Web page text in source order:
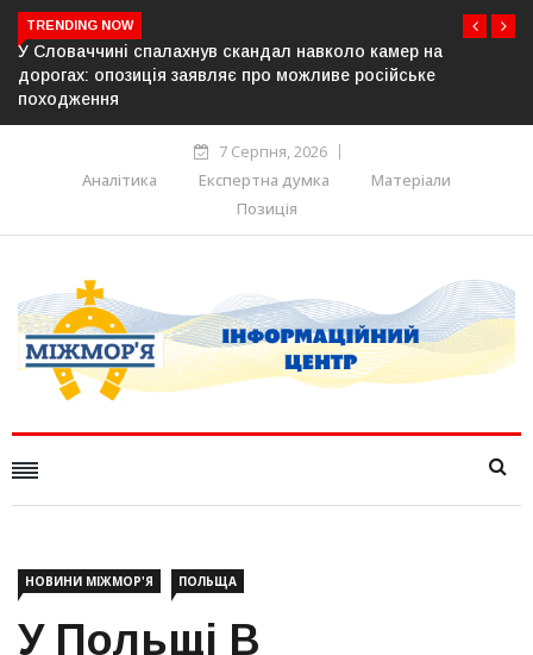
TRENDING NOW
на
У Молдові готують план дій на випадок
постачання газу до Придністров’я
7 Серпня, 2026
Аналітика
Експертна думка
Матеріали
Позиція
НОВИНИ МІЖМОР'Я ПОЛЬЩА
У Польщі В